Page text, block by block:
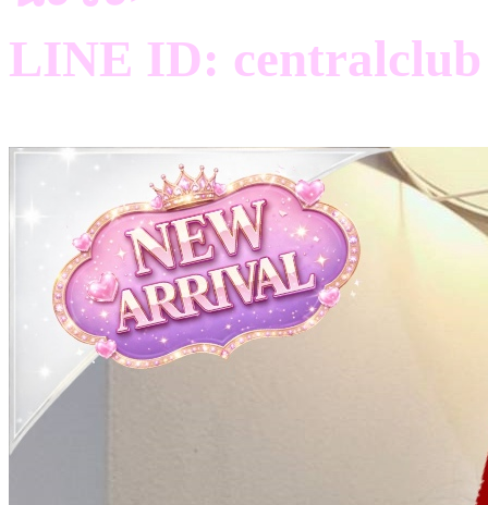
LINE ID: centralclub